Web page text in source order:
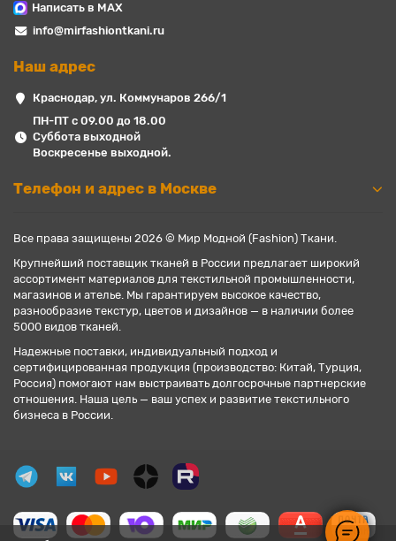
Написать в MAX
info@mirfashiontkani.ru
Наш адрес
Краснодар, ул. Коммунаров 266/1
ПН-ПТ с 09.00 до 18.00
Суббота выходной
Воскресенье выходной.
Телефон и адрес в Москве
Все права защищены 2026 © Мир Модной (Fashion) Ткани.
Крупнейший поставщик тканей в России предлагает широкий
ассортимент материалов для текстильной промышленности,
магазинов и ателье. Мы гарантируем высокое качество,
разнообразие текстур, цветов и дизайнов — в наличии более
5000 видов тканей.
Надежные поставки, индивидуальный подход и
сертифицированная продукция (производство: Китай, Турция,
Россия) помогают нам выстраивать долгосрочные партнерские
отношения. Наша цель — ваш успех и развитие текстильного
бизнеса в России.